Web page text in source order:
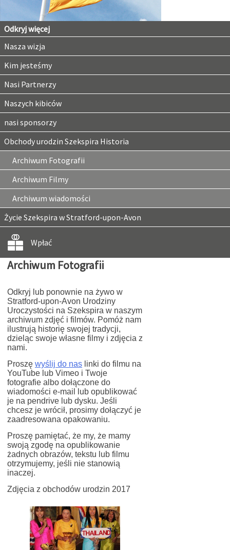
Odkryj więcej
Nasza wizja
Kim jesteśmy
Nasi Partnerzy
Naszych kibiców
nasi sponsorzy
Obchody urodzin Szekspira Historia
Archiwum Fotografii
Archiwum Filmy
Archiwum wiadomości
Życie Szekspira w Stratford-upon-Avon
Wpłać
Archiwum Fotografii
Odkryj lub ponownie na żywo w
Stratford-upon-Avon Urodziny
Uroczystości na Szekspira w naszym
archiwum zdjęć i filmów. Pomóż nam
ilustrują historię swojej tradycji,
dzieląc swoje własne filmy i zdjęcia z
nami.
Proszę wyślij do nas linki do filmu na
YouTube lub Vimeo i Twoje
fotografie albo dołączone do
wiadomości e-mail lub opublikować
je na pendrive lub dysku. Jeśli
chcesz je wrócił, prosimy dołączyć je
zaadresowana opakowaniu.
Proszę pamiętać, że my, że mamy
swoją zgodę na opublikowanie
żadnych obrazów, tekstu lub filmu
otrzymujemy, jeśli nie stanowią
inaczej.
Zdjęcia z obchodów urodzin 2017